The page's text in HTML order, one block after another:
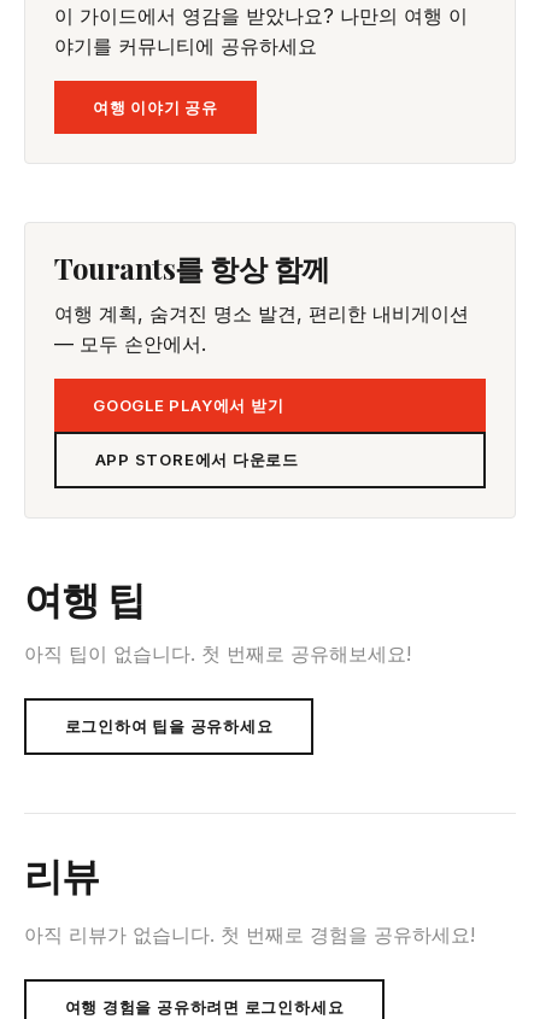
이 가이드에서 영감을 받았나요? 나만의 여행 이
야기를 커뮤니티에 공유하세요
여행 이야기 공유
Tourants를 항상 함께
여행 계획, 숨겨진 명소 발견, 편리한 내비게이션
— 모두 손안에서.
GOOGLE PLAY에서 받기
APP STORE에서 다운로드
여행 팁
아직 팁이 없습니다. 첫 번째로 공유해보세요!
로그인하여 팁을 공유하세요
리뷰
아직 리뷰가 없습니다. 첫 번째로 경험을 공유하세요!
여행 경험을 공유하려면 로그인하세요